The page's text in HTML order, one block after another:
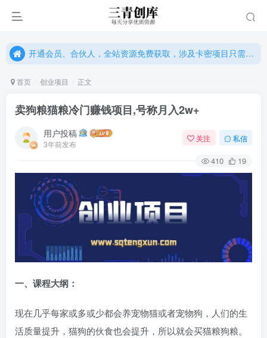
开通会员、合伙人，全站资源免费获取，涉及卡密项目只需单独购卡密（位置：网站右下悬浮按钮）
开通会员、合伙人，全站资源免费获取，涉及卡密项目只需单独购卡密（位置：网站右下悬浮按钮）
首页 创业项目 正文
卖狗粮猫粮冷门赚钱项目,号称月入2w+
用户投稿
3年前发布
关注 私信
410 19
一、 课程大纲：
现在几乎每家或多或少都会养宠物猫或者宠物狗，人们的生
活质量提升，猫狗的伙食也会提升，所以就会买猫粮狗粮。